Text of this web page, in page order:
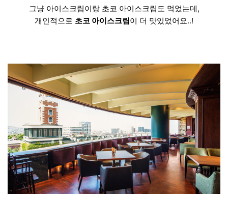
그냥 아이스크림이랑 초코 아이스크림도 먹었는데,
개인적으로 초코 아이스크림이 더 맛있었어요..!